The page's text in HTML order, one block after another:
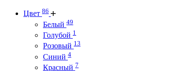
Цвет 86
Белый 49
Голубой 1
Розовый 13
Синий 4
Красный 7